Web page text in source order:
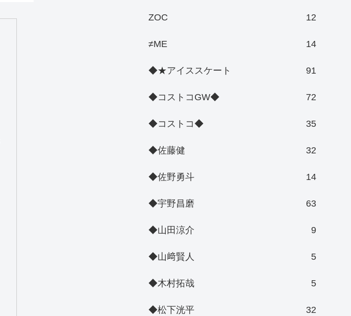
ZOC 12
≠ME 14
◆★アイススケート 91
◆コストコGW◆ 72
◆コストコ◆ 35
◆佐藤健 32
◆佐野勇斗 14
◆宇野昌磨 63
◆山田涼介 9
◆山﨑賢人 5
◆木村拓哉 5
◆松下洸平 32